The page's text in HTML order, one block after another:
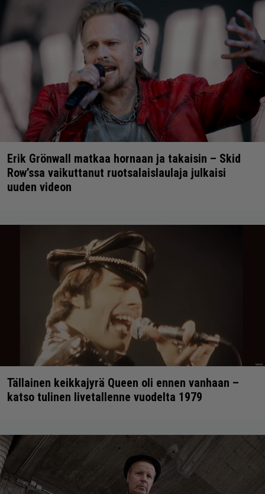
Erik Grönwall matkaa hornaan ja takaisin – Skid
Row’ssa vaikuttanut ruotsalaislaulaja julkaisi
uuden videon
Tällainen keikkajyrä Queen oli ennen vanhaan –
katso tulinen livetallenne vuodelta 1979